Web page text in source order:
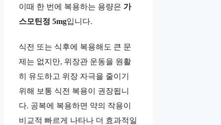
이때 한 번에 복용하는 용량은 가
스모틴정 5mg입니다.
식전 또는 식후에 복용해도 큰 문
제는 없지만, 위장관 운동을 원활
히 유도하고 위장 자극을 줄이기
위해 보통 식전 복용이 권장됩니
다. 공복에 복용하면 약의 작용이
비교적 빠르게 나타나 더 효과적일